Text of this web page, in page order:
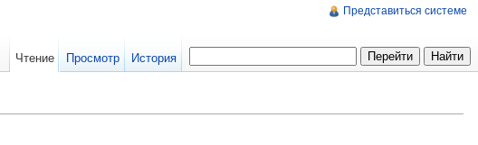
Представиться системе
Чтение Просмотр История